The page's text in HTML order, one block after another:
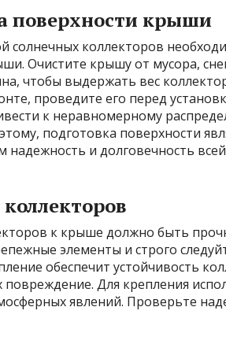
поверхности крыши
солнечных коллекторов
Очистите крышу от мусора,
чтобы выдержать вес
проведите его перед
к неравномерному
подготовка поверхности
и долговечность
к крыше должно быть
элементы и строго
обеспечит устойчивость
повреждение. Для крепления
явлений. Проверьте